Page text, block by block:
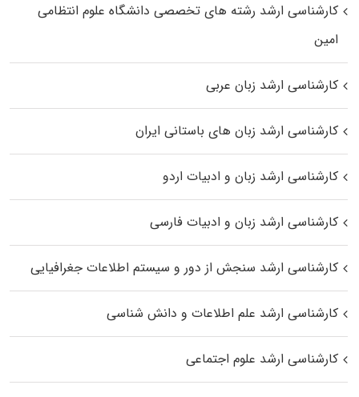
کارشناسی ارشد رﺷﺘﻪ ﻫﺎی تخصصی داﻧﺸﮕﺎه ﻋﻠﻮم انتظامی
اﻣﻴﻦ
کارشناسی ارشد زبان عربی
کارشناسی ارشد زبان‌ های باستانی ایران
کارشناسی ارشد زبان و ادبیات اردو
کارشناسی ارشد زبان و ادبیات فارسی
کارشناسی ارشد سنجش از دور و سیستم اطلاعات جغرافیایی
کارشناسی ارشد علم اطلاعات و دانش شناسی
کارشناسی ارشد علوم اجتماعی